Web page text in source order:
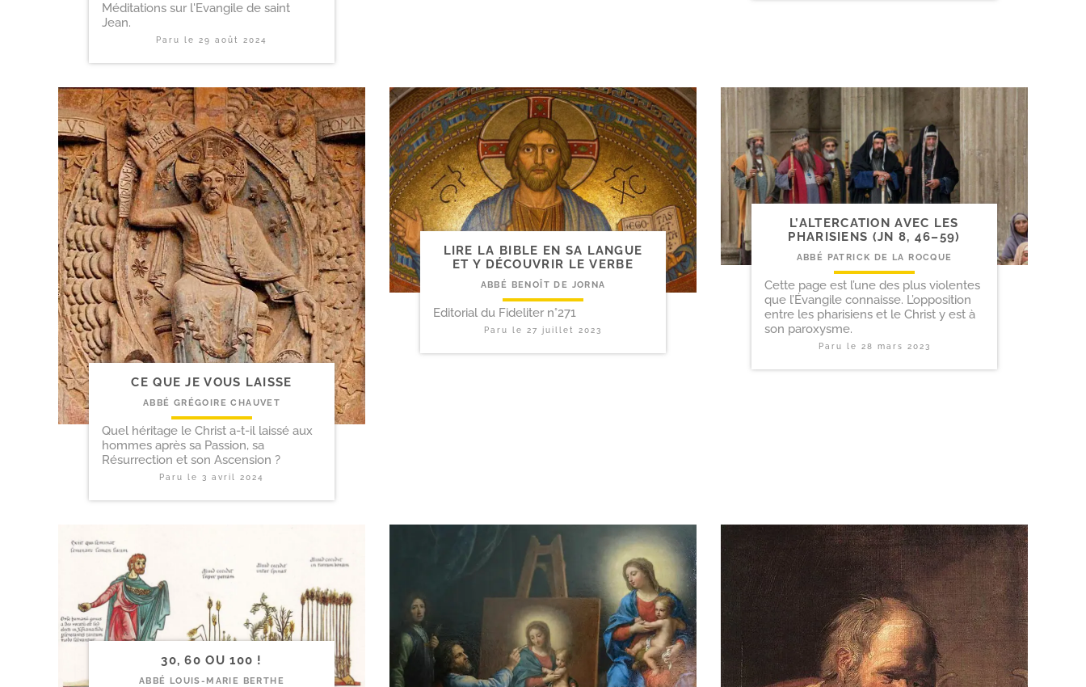
Méditations sur l'Evangile de saint
Jean.
Paru le 29 août 2024
CE QUE JE VOUS LAISSE
ABBÉ GRÉGOIRE CHAUVET
Quel héritage le Christ a-t-il laissé aux
hommes après sa Passion, sa
Résurrection et son Ascension ?
Paru le 3 avril 2024
LIRE LA BIBLE EN SA LANGUE
ET Y DÉCOUVRIR LE VERBE
ABBÉ BENOÎT DE JORNA
Editorial du Fideliter n°271
Paru le 27 juillet 2023
L’ALTERCATION AVEC LES
PHARISIENS (JN 8, 46–59)
ABBÉ PATRICK DE LA ROCQUE
Cette page est l’une des plus violentes
que l’Évangile connaisse. L’opposition
entre les pharisiens et le Christ y est à
son paroxysme.
Paru le 28 mars 2023
30, 60 OU 100 !
ABBÉ LOUIS-MARIE BERTHE